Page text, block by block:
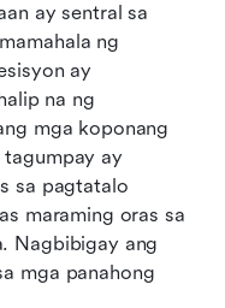
ay sentral sa
ng
ay
na ng
mga koponang
tagumpay ay
sa pagtatalo
maraming oras sa
Nagbibigay ang
mga panahong